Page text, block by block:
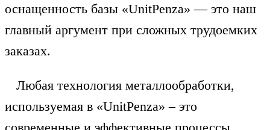
оснащенность базы «UnitPenza» — это наш
главный аргумент при сложных трудоемких
заказах.
Любая технология металлообработки,
используемая в «UnitPenza» – это